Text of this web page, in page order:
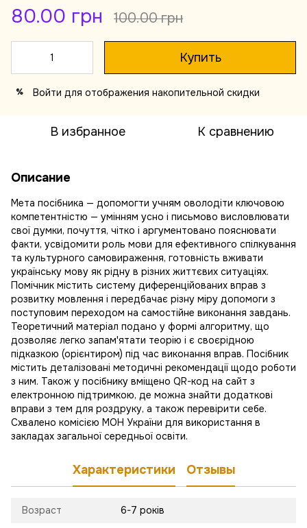
80.00 грн 100.00 грн
Купить
% Войти для отображения накопительной скидки
В избранное К сравнению
Описание
Мета посібника — допомогти учням оволодіти ключовою
компетентністю — умінням усно і письмово висловлювати
свої думки, почуття, чітко і аргументовано пояснювати
факти, усвідомити роль мови для ефективного спілкування
та культурного самовираження, готовність вживати
українську мову як рідну в різних життєвих ситуаціях.
Помічник містить систему диференційованих вправ з
розвитку мовлення і передбачає різну міру допомоги з
поступовим переходом на самостійне виконання завдань.
Теоретичний матеріал подано у формі алгоритму, що
дозволяє легко запам'ятати теорію і є своєрідною
підказкою (орієнтиром) під час виконання вправ. Посібник
містить деталізовані методичні рекомендації щодо роботи
з ним. Також у посібнику вміщено QR-код на сайт з
електронною підтримкою, де можна знайти додаткові
вправи з тем для роздруку, а також перевірити себе.
Схвалено комісією МОН України для використання в
закладах загальної середньої освіти.
Характеристики Отзывы
Возраст 6-7 років